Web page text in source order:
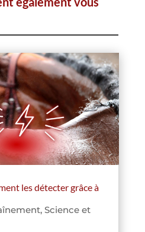
les détecter grâce à
, Science et